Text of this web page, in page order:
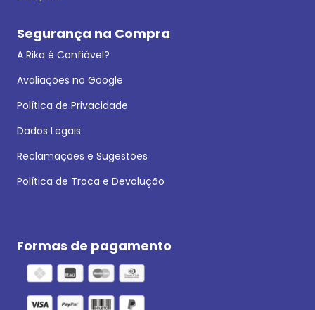
Segurança na Compra
A Rika é Confiável?
Avaliações no Google
Política de Privacidade
Dados Legais
Reclamações e Sugestões
Política de Troca e Devolução
Formas de pagamento